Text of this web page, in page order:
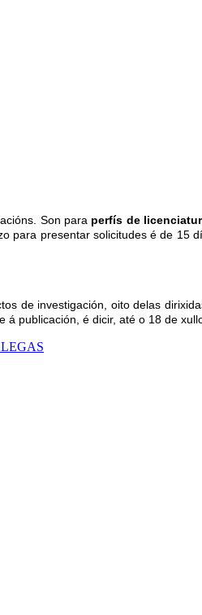
Son para perfís de
para presentar solicitudes é de 15
de investigación, oito delas
á publicación, é dicir, até o 18 de